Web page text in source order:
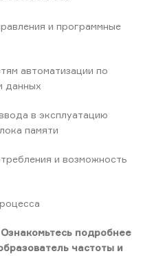
и программные
автоматизации по
данных
в эксплуатацию
памяти
и возможность
подробнее
частоты и